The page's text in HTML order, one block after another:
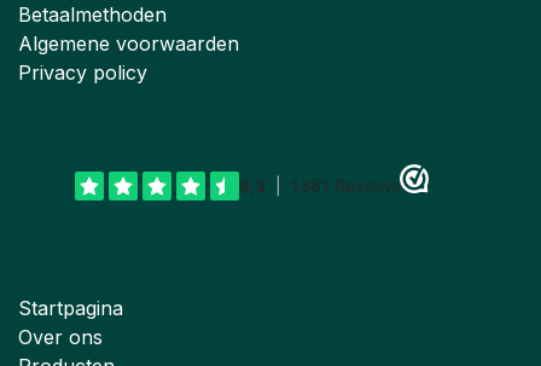
Betaalmethoden
Algemene voorwaarden
Privacy policy
Startpagina
Over ons